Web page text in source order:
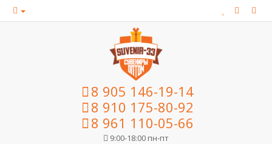
8 905 146-19-14
8 910 175-80-92
8 961 110-05-66
9:00-18:00 пн-пт